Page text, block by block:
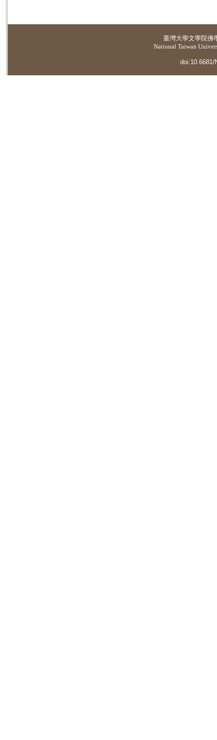
臺灣大學文學院佛
National Taiwan
doi:10.6681/